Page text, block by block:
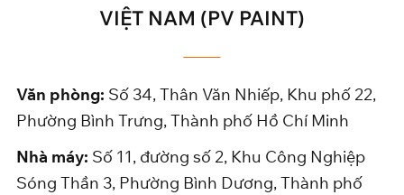
VIỆT NAM (PV PAINT)
Văn phòng: Số 34, Thân Văn Nhiếp, Khu phố 22,
Phường Bình Trưng, Thành phố Hồ Chí Minh
Nhà máy: Số 11, đường số 2, Khu Công Nghiệp
Sóng Thần 3, Phường Bình Dương, Thành phố